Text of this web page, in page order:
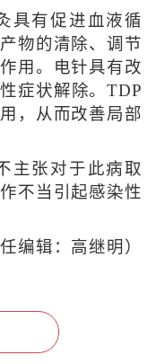
有促进血液循
物的清除、调节
用。电针具有改
症状解除。TDP
，从而改善局部
张对于此病取
不当引起感染性
任编辑：高继明）